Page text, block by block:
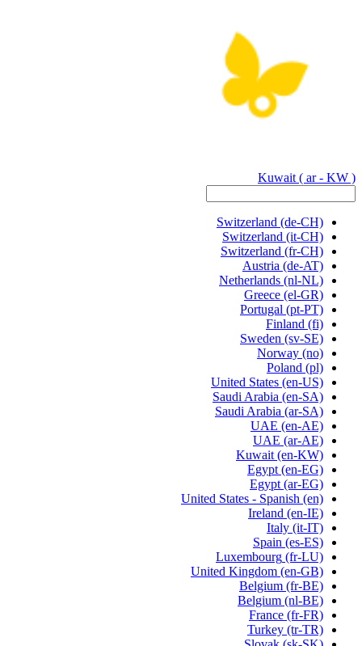
Kuwait ( ar - KW )
Switzerland (de-CH)
Switzerland (it-CH)
Switzerland (fr-CH)
Austria (de-AT)
Netherlands (nl-NL)
Greece (el-GR)
Portugal (pt-PT)
Finland (fi)
Sweden (sv-SE)
Norway (no)
Poland (pl)
United States (en-US)
Saudi Arabia (en-SA)
Saudi Arabia (ar-SA)
UAE (en-AE)
UAE (ar-AE)
Kuwait (en-KW)
Egypt (en-EG)
Egypt (ar-EG)
United States - Spanish (en)
Ireland (en-IE)
Italy (it-IT)
Spain (es-ES)
Luxembourg (fr-LU)
United Kingdom (en-GB)
Belgium (fr-BE)
Belgium (nl-BE)
France (fr-FR)
Turkey (tr-TR)